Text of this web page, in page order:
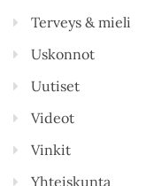
Terveys & mieli
Uskonnot
Uutiset
Videot
Vinkit
Yhteiskunta